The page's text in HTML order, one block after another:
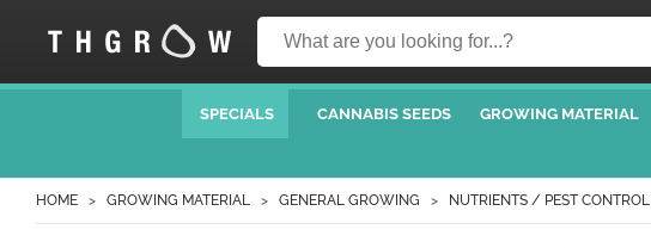
SPECIALS CANNABIS SEEDS GROWING MATERIAL
HOME GROWING MATERIAL GENERAL GROWING NUTRIENTS / PEST CONTROL